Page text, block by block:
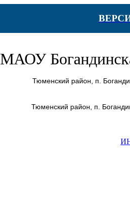
МАОУ
Тюменский район, п.
Тюменский район, п.